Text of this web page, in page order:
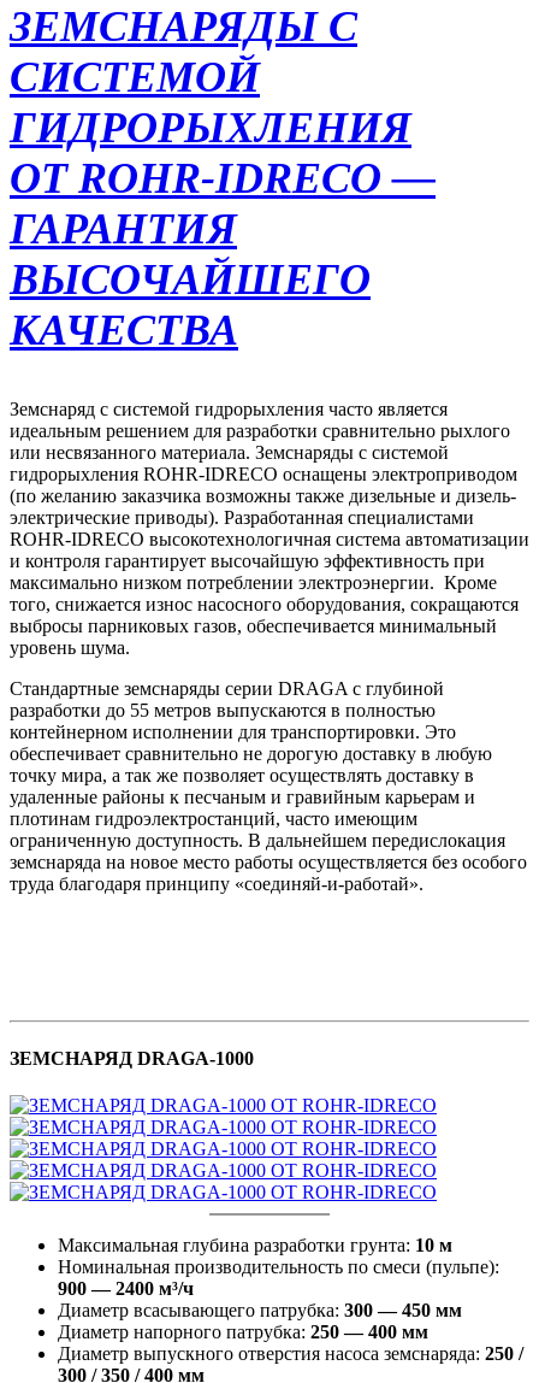
ЗЕМСНАРЯДЫ С
СИСТЕМОЙ
ГИДРОРЫХЛЕНИЯ
OT ROHR-IDRECO —
ГАРАНТИЯ
ВЫСОЧАЙШЕГО
КАЧЕСТВА
Земснаряд с системой гидрорыхления часто является
идеальным решением для разработки сравнительно рыхлого
или несвязанного материала. Земснаряды с системой
гидрорыхления ROHR-IDRECO оснащены электроприводом
(по желанию заказчика возможны также дизельные и дизель-
электрические приводы). Разработанная специалистами
ROHR-IDRECO высокотехнологичная система автоматизации
и контроля гарантирует высочайшую эффективность при
максимально низком потреблении электроэнергии. Кроме
того, снижается износ насосного оборудования, сокращаются
выбросы парниковых газов, обеспечивается минимальный
уровень шума.
Стандартные земснаряды серии DRAGA с глубиной
разработки до 55 метров выпускаются в полностью
контейнерном исполнении для транспортировки. Это
обеспечивает сравнительно не дорогую доставку в любую
точку мира, а так же позволяет осуществлять доставку в
удаленные районы к песчаным и гравийным карьерам и
плотинам гидроэлектростанций, часто имеющим
ограниченную доступность. В дальнейшем передислокация
земснаряда на новое место работы осуществляется без особого
труда благодаря принципу «соединяй-и-работай».
ЗЕМСНАРЯД DRAGA-1000
Максимальная глубина разработки грунта: 10 м
Номинальная производительность по смеси (пульпе):
900 — 2400 м³/ч
Диаметр всасывающего патрубка: 300 — 450 мм
Диаметр напорного патрубка: 250 — 400 мм
Диаметр выпускного отверстия насоса земснаряда: 250 /
300 / 350 / 400 мм